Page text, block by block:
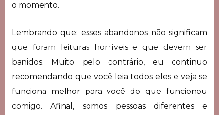
o momento.
Lembrando que: esses abandonos não significam
que foram leituras horríveis e que devem ser
banidos. Muito pelo contrário, eu continuo
recomendando que você leia todos eles e veja se
funciona melhor para você do que funcionou
comigo. Afinal, somos pessoas diferentes e